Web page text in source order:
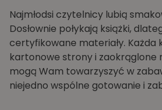
Najmłodsi czytelnicy lubią
Dosłownie połykają książki,
certyfikowane materiały. Każda
kartonowe strony i zaokrąglone
mogą Wam towarzyszyć w
niejedno wspólne gotowanie i